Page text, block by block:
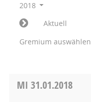
2018
Aktuell
Gremium auswählen
MI 31.01.2018